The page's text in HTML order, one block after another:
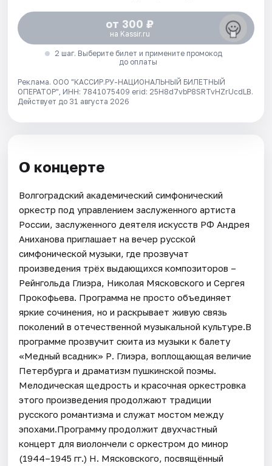
от 300 ₽
на Kassir.ru
2 шаг. Выберите билет и примените промокод
до оплаты
Реклама. ООО "КАССИР.РУ-НАЦИОНАЛЬНЫЙ БИЛЕТНЫЙ
ОПЕРАТОР", ИНН: 7841075409 erid: 25H8d7vbP8SRTvHZrUcdLB.
Действует до 31 августа 2026
О концерте
Волгоградский академический симфонический
оркестр под управлением заслуженного артиста
России, заслуженного деятеля искусств РФ Андрея
Аниханова приглашает на вечер русской
симфонической музыки, где прозвучат
произведения трёх выдающихся композиторов –
Рейнгольда Глиэра, Николая Мясковского и Сергея
Прокофьева. Программа не просто объединяет
яркие сочинения, но и раскрывает живую связь
поколений в отечественной музыкальной культуре.В
программе прозвучит сюита из музыки к балету
«Медный всадник» Р. Глиэра, воплощающая величие
Петербурга и драматизм пушкинской поэмы.
Мелодическая щедрость и красочная оркестровка
этого произведения продолжают традиции
русского романтизма и служат мостом между
эпохами.Программу продолжит двухчастный
концерт для виолончели с оркестром до минор
(1944–1945 гг.) Н. Мясковского, посвящённый